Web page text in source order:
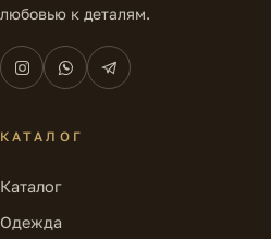
любовью к деталям.
КАТАЛОГ
Каталог
Одежда